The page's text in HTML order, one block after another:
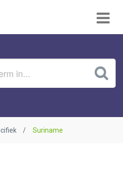
Suriname